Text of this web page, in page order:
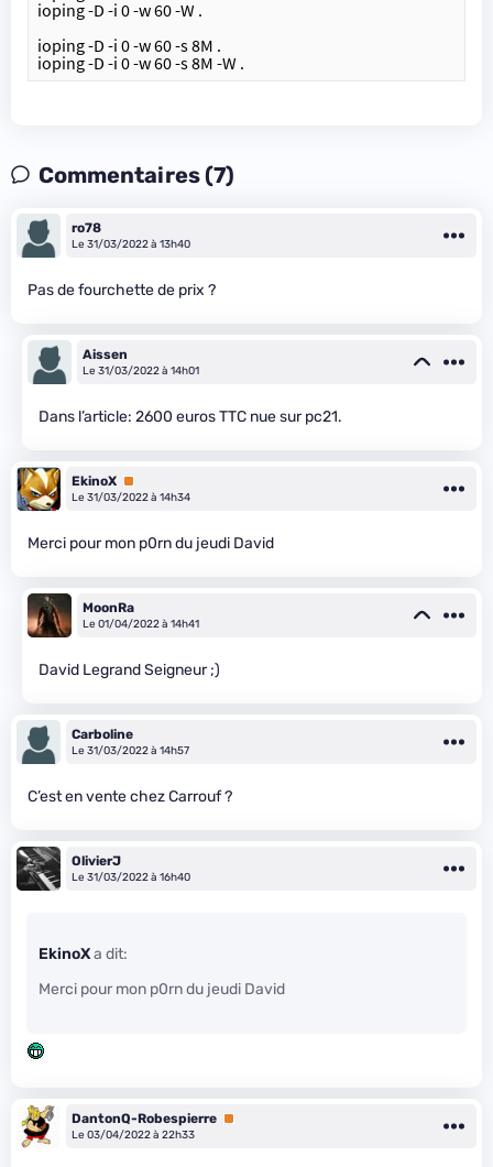
ioping -D -i 0 -w 60 -W .
ioping -D -i 0 -w 60 -s 8M .
ioping -D -i 0 -w 60 -s 8M -W .
Commentaires (7)
ro78
Le 31/03/2022 à 13h40
Pas de fourchette de prix ?
Aissen
Le 31/03/2022 à 14h01
Dans l’article: 2600 euros TTC nue sur pc21.
EkinoX Premium
Le 31/03/2022 à 14h34
Merci pour mon p0rn du jeudi David
MoonRa
Le 01/04/2022 à 14h41
David Legrand Seigneur ;)
Carboline
Le 31/03/2022 à 14h57
C’est en vente chez Carrouf ?
OlivierJ
Le 31/03/2022 à 16h40
EkinoXa dit:
Merci pour mon p0rn du jeudi David
DantonQ-Robespierre Premium
Le 03/04/2022 à 22h33